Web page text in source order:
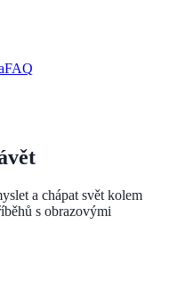
FAQ
a chápat svět kolem
s obrazovými